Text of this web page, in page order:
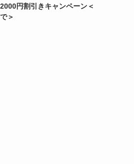
円割引きキャンペーン＜
＞